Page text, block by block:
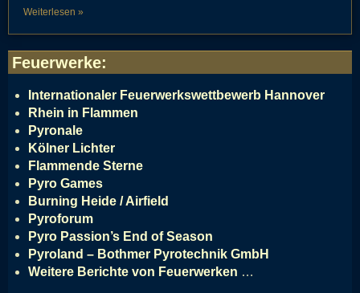
Weiterlesen »
Feuerwerke:
Internationaler Feuerwerkswettbewerb Hannover
Rhein in Flammen
Pyronale
Kölner Lichter
Flammende Sterne
Pyro Games
Burning Heide / Airfield
Pyroforum
Pyro Passion’s End of Season
Pyroland – Bothmer Pyrotechnik GmbH
Weitere Berichte von Feuerwerken …